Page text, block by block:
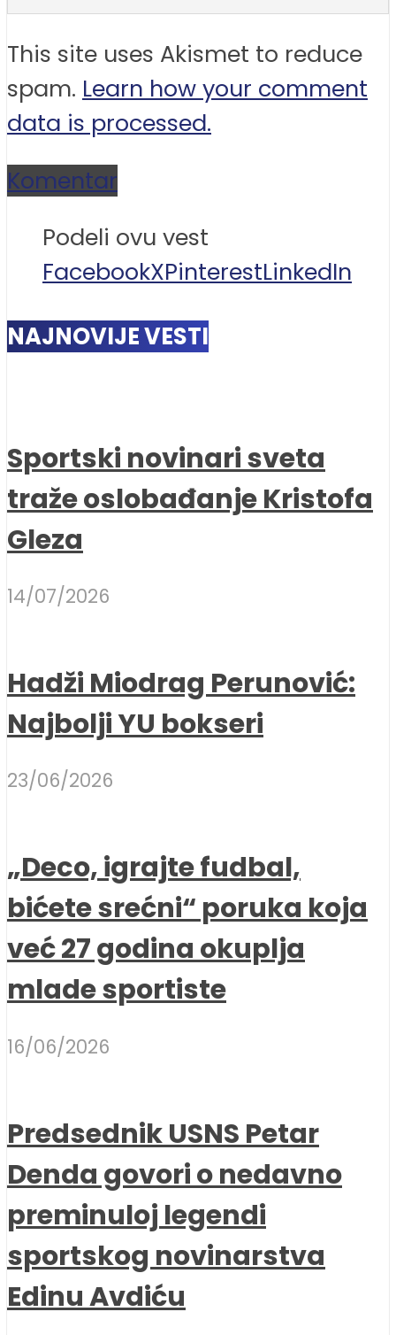
This site uses Akismet to reduce
spam. Learn how your comment
data is processed.
Komentar
Podeli ovu vest
FacebookXPinterestLinkedIn
NAJNOVIJE VESTI
Sportski novinari sveta
traže oslobađanje Kristofa
Gleza
14/07/2026
Hadži Miodrag Perunović:
Najbolji YU bokseri
23/06/2026
„Deco, igrajte fudbal,
bićete srećni“ poruka koja
već 27 godina okuplja
mlade sportiste
16/06/2026
Predsednik USNS Petar
Denda govori o nedavno
preminuloj legendi
sportskog novinarstva
Edinu Avdiću